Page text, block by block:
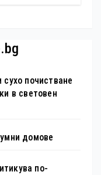
почистване
в световен
домове
по-